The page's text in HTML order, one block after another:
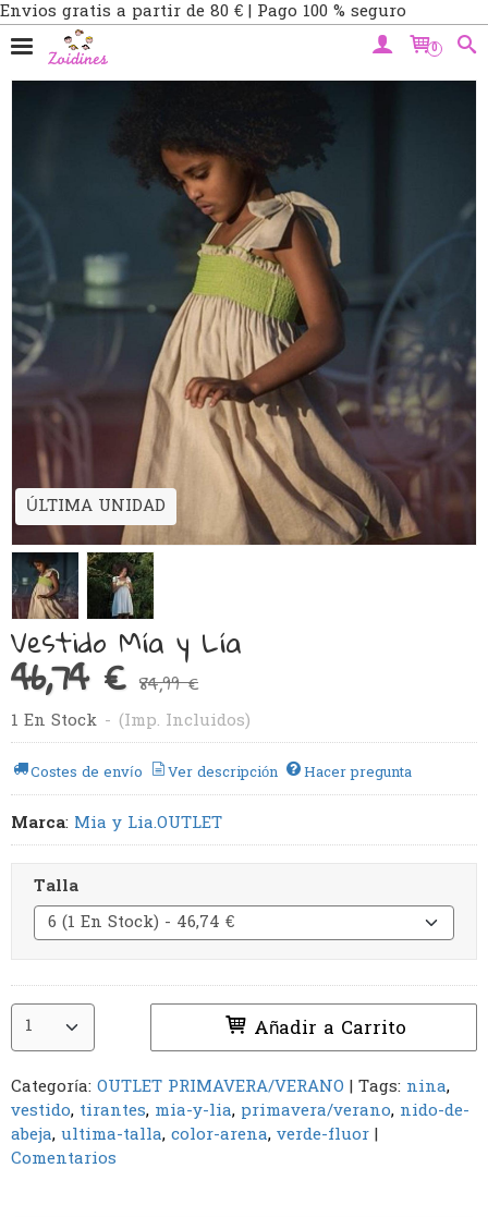
Envios gratis a partir de 80 € | Pago 100 % seguro
0
ÚLTIMA UNIDAD
Vestido Mía y Lía
46,74 € 84,99 €
1 En Stock - (Imp. Incluidos)
Costes de envío Ver descripción Hacer pregunta
Marca: Mia y Lia.OUTLET
Talla
Añadir a Carrito
Categoría: OUTLET PRIMAVERA/VERANO | Tags: nina
vestido tirantes mia-y-lia primavera/verano nido-de-
abeja ultima-talla color-arena verde-fluor |
Comentarios